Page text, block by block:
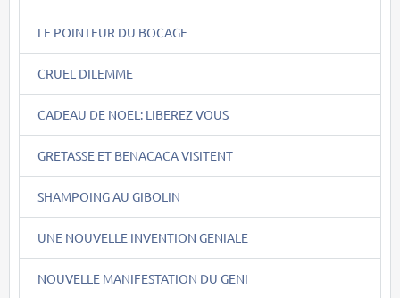
LE POINTEUR DU BOCAGE
CRUEL DILEMME
CADEAU DE NOEL: LIBEREZ VOUS
GRETASSE ET BENACACA VISITENT
SHAMPOING AU GIBOLIN
UNE NOUVELLE INVENTION GENIALE
NOUVELLE MANIFESTATION DU GENI